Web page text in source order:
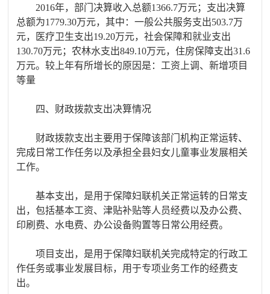
2016年，部门决算收入总额1366.7万元；支出决算
总额为1779.30万元，其中：一般公共服务支出503.7万
元，医疗卫生支出19.20万元，社会保障和就业支出
130.70万元；农林水支出849.10万元，住房保障支出31.6
万元。较上年有所增长的原因是：工资上调、新增项目
等量
四、财政拨款支出决算情况
财政拨款支出主要用于保障该部门机构正常运转、
完成日常工作任务以及承担全县妇女儿童事业发展相关
工作。
基本支出，是用于保障妇联机关正常运转的日常支
出，包括基本工资、津贴补贴等人员经费以及办公费、
印刷费、水电费、办公设备购置等日常公用经费。
项目支出，是用于保障妇联机关完成特定的行政工
作任务或事业发展目标，用于专项业务工作的经费支
出。